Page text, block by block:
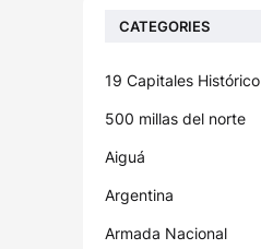
CATEGORIES
19 Capitales Histórico
500 millas del norte
Aiguá
Argentina
Armada Nacional